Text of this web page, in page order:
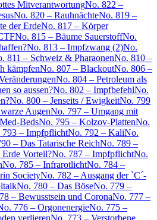
MitverantwortungNo. 822 –
No. 820 – RauhnächteNo. 819 –
der ErdeNo. 817 – Körper
No. 815 – Bäume SauerstoffNo.
No. 813 – Impfzwang (2)No.
811 – Schweiz & PharaonenNo. 810 –
kämpfenNo. 807 – BlackoutNo. 806 –
No. 804 – Petroleum als
so aussen?No. 802 – ImpfbefehlNo.
No. 800 – Jenseits / EwigkeitNo. 799
AugenNo. 797 – Umgang mit
BedsNo. 795 – Kolzov-PlattenNo.
793 – ImpfpflichtNo. 792 – KaliNo.
– Das Tatarische ReichNo. 789 –
Vorteil?No. 787 – ImpfpflichtNo.
No. 785 – InfrarotlichtNo. 784 –
SocietyNo. 782 – Ausgang der `C´-
No. 780 – Das BöseNo. 779 –
– Bewusstsein und CoronaNo. 777 –
776 – OrgonenergieNo. 775 –
verlierenNo. 773 – Verstorbene